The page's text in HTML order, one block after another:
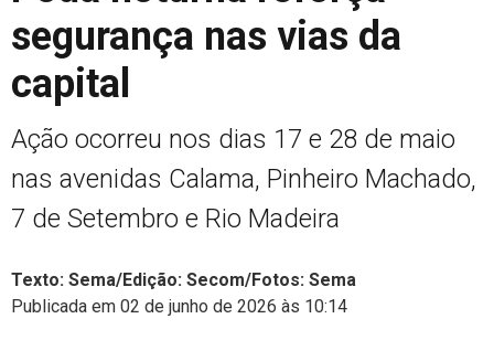
segurança nas vias da
capital
Ação ocorreu nos dias 17 e 28 de maio
nas avenidas Calama, Pinheiro Machado,
7 de Setembro e Rio Madeira
Texto: Sema/Edição: Secom/Fotos: Sema
Publicada em 02 de junho de 2026 às 10:14